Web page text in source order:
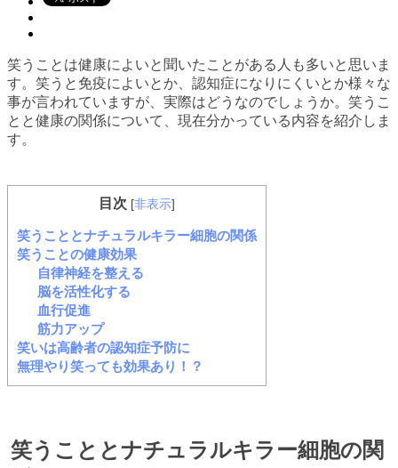
笑うことは健康によいと聞いたことがある人も多いと思いま
す。笑うと免疫によいとか、認知症になりにくいとか様々な
事が言われていますが、実際はどうなのでしょうか。笑うこ
とと健康の関係について、現在分かっている内容を紹介しま
す。
目次 [非表示]
笑うこととナチュラルキラー細胞の関係
笑うことの健康効果
自律神経を整える
脳を活性化する
血行促進
筋力アップ
笑いは高齢者の認知症予防に
無理やり笑っても効果あり！？
笑うこととナチュラルキラー細胞の関